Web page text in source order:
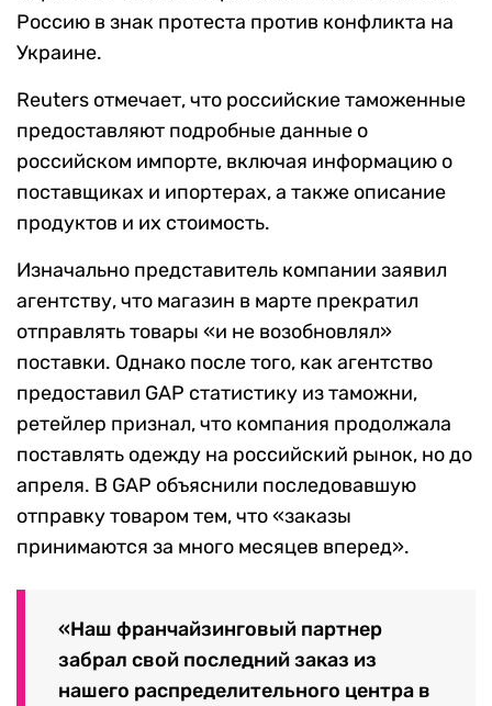
Россию в знак протеста против конфликта на
Украине.
Reuters отмечает, что российские таможенные
предоставляют подробные данные о
российском импорте, включая информацию о
поставщиках и ипортерах, а также описание
продуктов и их стоимость.
Изначально представитель компании заявил
агентству, что магазин в марте прекратил
отправлять товары «и не возобновлял»
поставки. Однако после того, как агентство
предоставил GAP статистику из таможни,
ретейлер признал, что компания продолжала
поставлять одежду на российский рынок, но до
апреля. В GAP объяснили последовавшую
отправку товаром тем, что«заказы
принимаются за много месяцев вперед».
«Наш франчайзинговый партнер
забрал свой последний заказ из
нашего распределительного центра в